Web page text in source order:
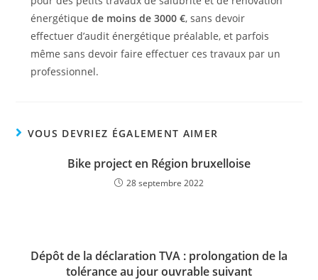
énergétique de moins de 3000 €, sans devoir
effectuer d’audit énergétique préalable, et parfois
même sans devoir faire effectuer ces travaux par un
professionnel.
VOUS DEVRIEZ ÉGALEMENT AIMER
Bike project en Région bruxelloise
28 septembre 2022
Dépôt de la déclaration TVA : prolongation de la
tolérance au jour ouvrable suivant